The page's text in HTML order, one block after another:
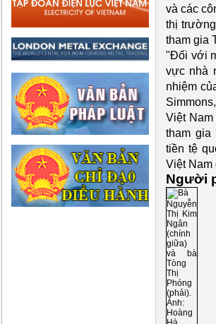
và các
thị
tham gia
"Đối với
vực nhà
nhiệm
Việt
tham gia
tiền tệ
Việt Nam
Người